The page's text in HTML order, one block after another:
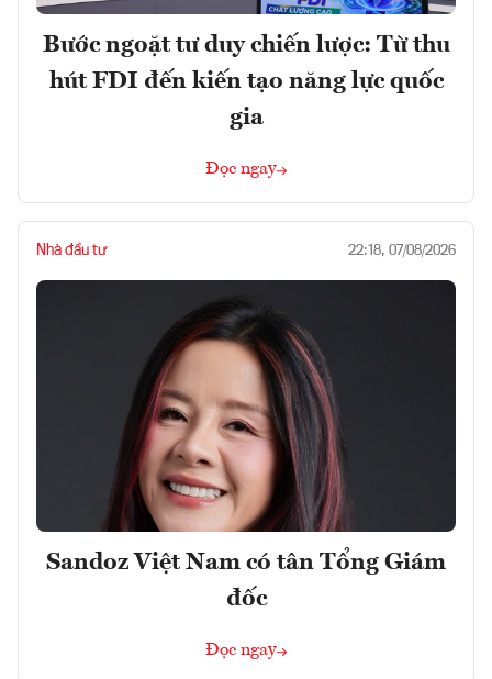
Bước ngoặt tư duy chiến lược: Từ thu
hút FDI đến kiến tạo năng lực quốc
gia
Đọc ngay
Nhà đầu tư 22:18, 07/08/2026
Sandoz Việt Nam có tân Tổng Giám
đốc
Đọc ngay